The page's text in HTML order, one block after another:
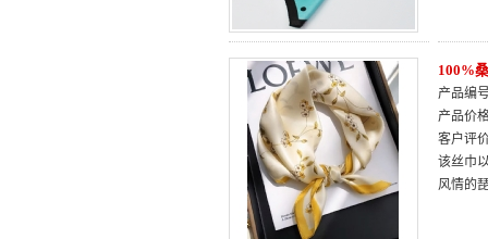
100%
产品编
产品价
客户评
该丝巾
风情的